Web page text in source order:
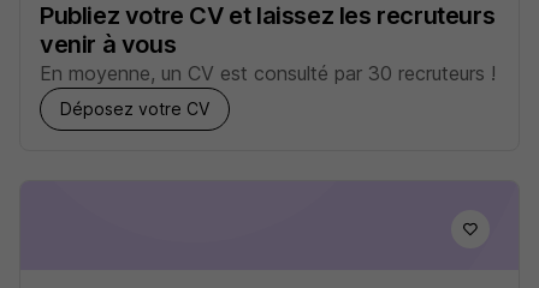
Publiez votre CV et laissez les recruteurs
venir à vous
En moyenne, un CV est consulté par 30 recruteurs !
Déposez votre CV